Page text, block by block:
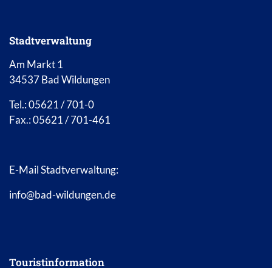
Stadtverwaltung
Am Markt 1
34537 Bad Wildungen
Tel.: 05621 / 701-0
Fax.: 05621 / 701-461
E-Mail Stadtverwaltung:
info@bad-wildungen.de
Touristinformation